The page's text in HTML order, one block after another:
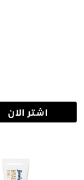
اشتر الان